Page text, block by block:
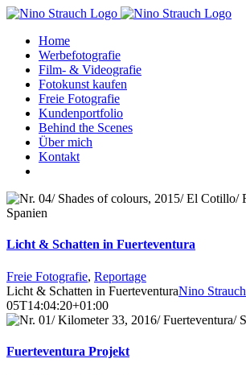
Zum
springenHome
Werbefotografie
Film- & Videografie
Fotokunst kaufen
Freie Fotografie
Kundenportfolio
Behind the Scenes
Über mich
Kontakt
Licht & Schatten in Fuerteventura
Freie Fotografie, Reportage
Licht & Schatten in FuerteventuraNino Strauch
05T14:04:20+01:00
Fuerteventura Projekt